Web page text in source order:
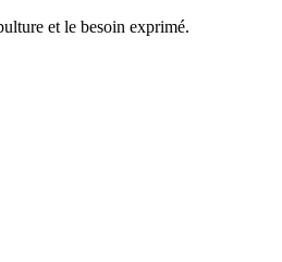
et le besoin exprimé.